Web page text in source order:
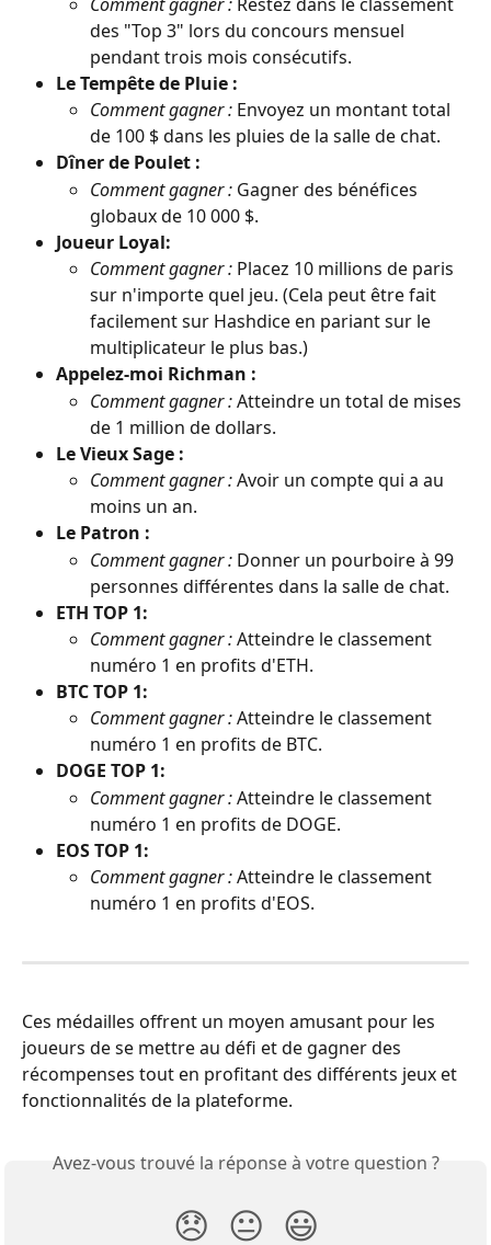
des "Top 3" lors du concours mensuel
pendant trois mois consécutifs.
Le Tempête de Pluie :
Comment gagner : Envoyez un montant total
de 100 $ dans les pluies de la salle de chat.
Dîner de Poulet :
Comment gagner : Gagner des bénéfices
globaux de 10 000 $.
Joueur Loyal:
Comment gagner : Placez 10 millions de paris
sur n'importe quel jeu. (Cela peut être fait
facilement sur Hashdice en pariant sur le
multiplicateur le plus bas.)
Appelez-moi Richman :
Comment gagner : Atteindre un total de mises
de 1 million de dollars.
Le Vieux Sage :
Comment gagner : Avoir un compte qui a au
moins un an.
Le Patron :
Comment gagner : Donner un pourboire à 99
personnes différentes dans la salle de chat.
ETH TOP 1:
Comment gagner : Atteindre le classement
numéro 1 en profits d'ETH.
BTC TOP 1:
Comment gagner : Atteindre le classement
numéro 1 en profits de BTC.
DOGE TOP 1:
Comment gagner : Atteindre le classement
numéro 1 en profits de DOGE.
EOS TOP 1:
Comment gagner : Atteindre le classement
numéro 1 en profits d'EOS.
Ces médailles offrent un moyen amusant pour les
joueurs de se mettre au défi et de gagner des
récompenses tout en profitant des différents jeux et
fonctionnalités de la plateforme.
Avez-vous trouvé la réponse à votre question ?
😞 😐 😃